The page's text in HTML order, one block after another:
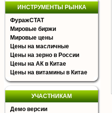
ИНСТРУМЕНТЫ РЫНКА
ФуражСТАТ
Мировые биржи
Мировые цены
Цены на масличные
Цены на зерно в России
Цены на АК в Китае
Цены на витамины в Китае
УЧАСТНИКАМ
Демо версии